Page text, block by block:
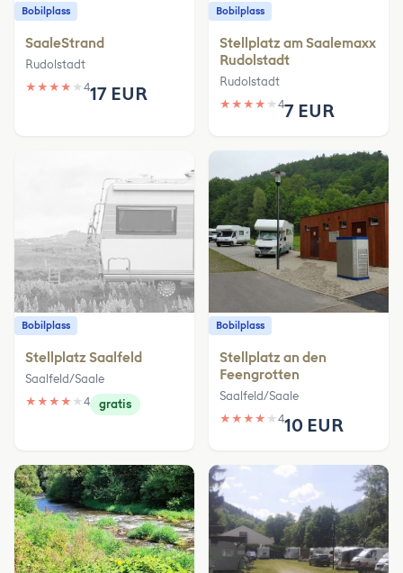
Bobilplass
SaaleStrand
Rudolstadt
★ ★ ★ ★ ★ 417 EUR
Bobilplass
Stellplatz am Saalemaxx
Rudolstadt
Rudolstadt
★ ★ ★ ★ ★ 47 EUR
Bobilplass
Stellplatz Saalfeld
Saalfeld/Saale
★ ★ ★ ★ ★ 4 gratis
Bobilplass
Stellplatz an den
Feengrotten
Saalfeld/Saale
★ ★ ★ ★ ★ 410 EUR